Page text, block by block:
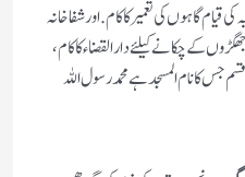
قیام گاہوں کی تعمیر کاکام. اور شفاخانہ
کے چکانے کیلئے دارالقضاء کا کام،
جس کا نام المسجد ہے محمد رسول اللہ